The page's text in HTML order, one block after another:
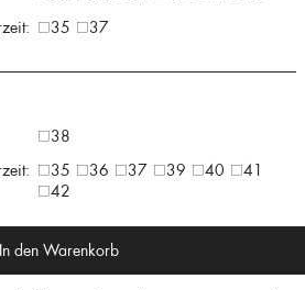
35 37
38
35 36 37 39 40
41
42
In den Warenkorb